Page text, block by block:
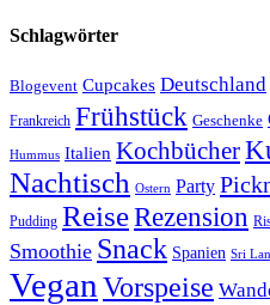
Schlagwörter
Blogevent Cupcakes Deutschland
Frankreich Frühstück Geschenke
Hummus Italien Kochbücher
Nachtisch Ostern Party
Pudding ReiseRezension
Smoothie Snack Spanien Sri
Vegan Vorspeise